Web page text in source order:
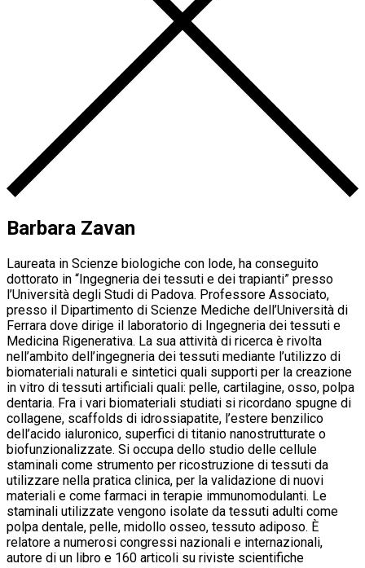
Barbara Zavan
Laureata in Scienze biologiche con lode, ha conseguito
dottorato in “Ingegneria dei tessuti e dei trapianti” presso
l’Università degli Studi di Padova. Professore Associato,
presso il Dipartimento di Scienze Mediche dell’Università di
Ferrara dove dirige il laboratorio di Ingegneria dei tessuti e
Medicina Rigenerativa. La sua attività di ricerca è rivolta
nell’ambito dell’ingegneria dei tessuti mediante l’utilizzo di
biomateriali naturali e sintetici quali supporti per la creazione
in vitro di tessuti artificiali quali: pelle, cartilagine, osso, polpa
dentaria. Fra i vari biomateriali studiati si ricordano spugne di
collagene, scaffolds di idrossiapatite, l’estere benzilico
dell’acido ialuronico, superfici di titanio nanostrutturate o
biofunzionalizzate. Si occupa dello studio delle cellule
staminali come strumento per ricostruzione di tessuti da
utilizzare nella pratica clinica, per la validazione di nuovi
materiali e come farmaci in terapie immunomodulanti. Le
staminali utilizzate vengono isolate da tessuti adulti come
polpa dentale, pelle, midollo osseo, tessuto adiposo. È
relatore a numerosi congressi nazionali e internazionali,
autore di un libro e 160 articoli su riviste scientifiche